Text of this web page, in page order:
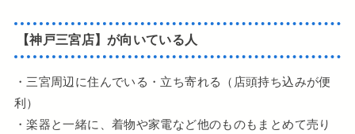
【神戸三宮店】が向いている人
・三宮周辺に住んでいる・立ち寄れる（店頭持ち込みが便
利）
・楽器と一緒に、着物や家電など他のものもまとめて売り